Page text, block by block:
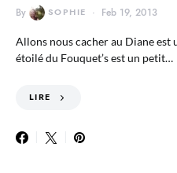
By SOPHIE Feb 19, 2013
Allons nous cacher au Diane est
étoilé du Fouquet’s est un petit…
LIRE